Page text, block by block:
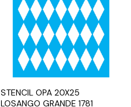
STENCIL OPA 20X25
LOSANGO GRANDE 1781